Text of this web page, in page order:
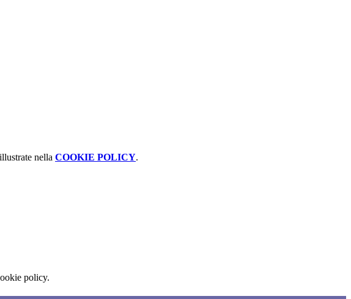
nella COOKIE POLICY.
policy.